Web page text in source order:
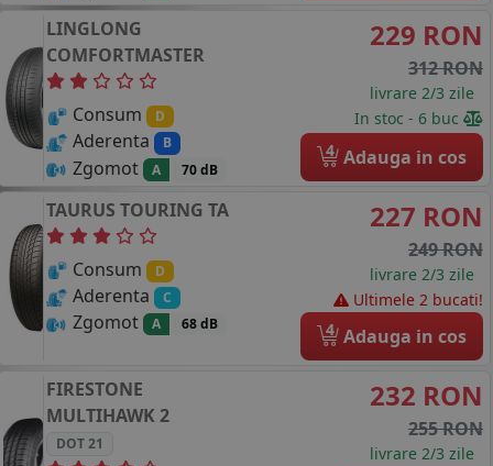
LINGLONG
COMFORTMASTER
Consum D
Aderenta B
Zgomot A 70 dB
229 RON
312 RON
livrare 2/3 zile
In stoc - 6 buc
4 Adauga in cos
TAURUS TOURING TA
Consum D
Aderenta C
Zgomot A 68 dB
227 RON
249 RON
livrare 2/3 zile
Ultimele 2 bucati!
4 Adauga in cos
FIRESTONE
MULTIHAWK 2
DOT 21
232 RON
255 RON
livrare 2/3 zile